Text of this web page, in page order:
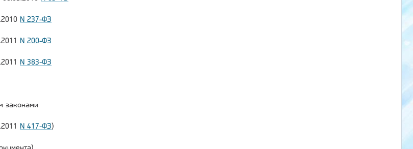
N 237-ФЗ
N 200-ФЗ
N 383-ФЗ
законами
N 417-ФЗ)